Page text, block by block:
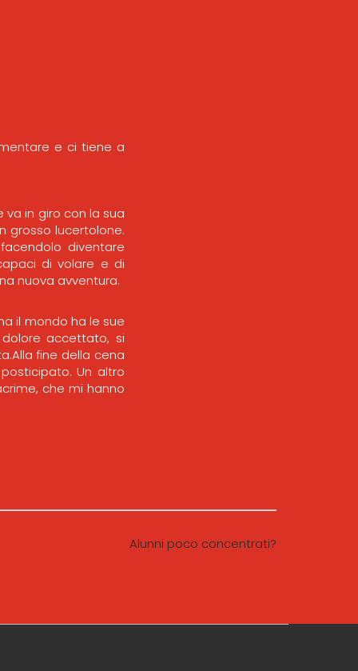
e ci tiene a
in giro con la sua
grosso lucertolone.
diventare
di volare e di
nuova avventura.
il mondo ha le sue
accettato, si
fine della cena
Un altro
che mi hanno
Alunni poco concentrati?